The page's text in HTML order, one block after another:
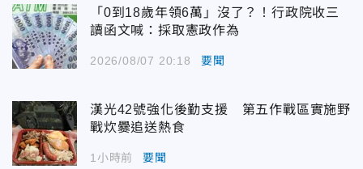
「0到18歲年領6萬」沒了？！行政院收三
讀函文喊：採取憲政作為
2026/08/07 20:18 要聞
漢光42號強化後勤支援 第五作戰區實施野
戰炊爨追送熱食
1小時前 要聞